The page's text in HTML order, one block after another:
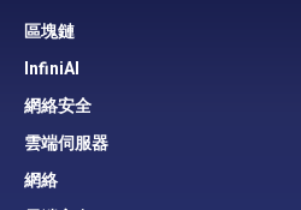
區塊鏈
InfiniAI
網絡安全
雲端伺服器
網絡